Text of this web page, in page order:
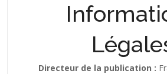
Directeur de la publication :